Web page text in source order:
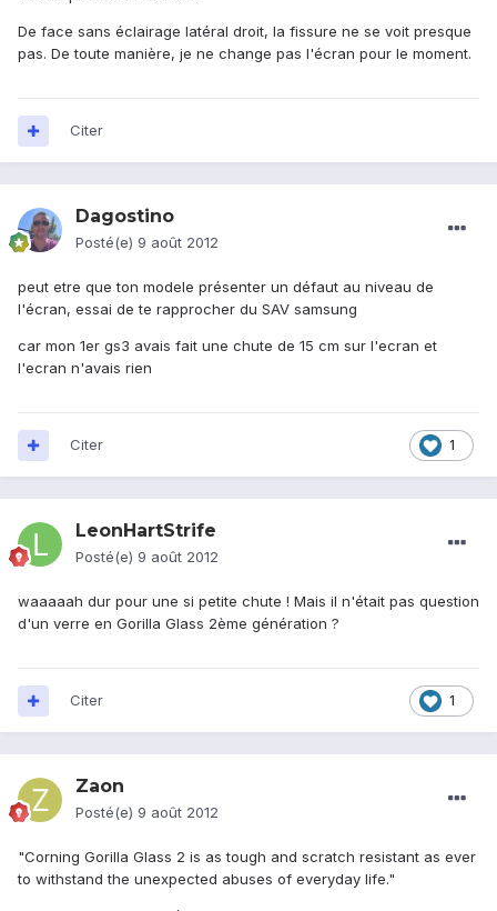
De face sans éclairage latéral droit, la fissure ne se voit presque
pas. De toute manière, je ne change pas l'écran pour le moment.
Citer
Dagostino
Posté(e) 9 août 2012
peut etre que ton modele présenter un défaut au niveau de
l'écran, essai de te rapprocher du SAV samsung
car mon 1er gs3 avais fait une chute de 15 cm sur l'ecran et
l'ecran n'avais rien
1
Citer
LeonHartStrife
Posté(e) 9 août 2012
waaaaah dur pour une si petite chute ! Mais il n'était pas question
d'un verre en Gorilla Glass 2ème génération ?
1
Citer
Zaon
Posté(e) 9 août 2012
"Corning Gorilla Glass 2 is as tough and scratch resistant as ever
to withstand the unexpected abuses of everyday life."